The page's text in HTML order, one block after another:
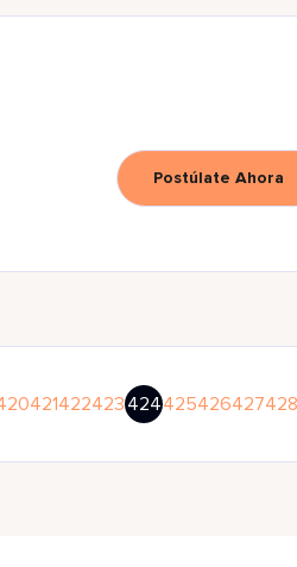
Postúlate Ahora
421422423424425426427428